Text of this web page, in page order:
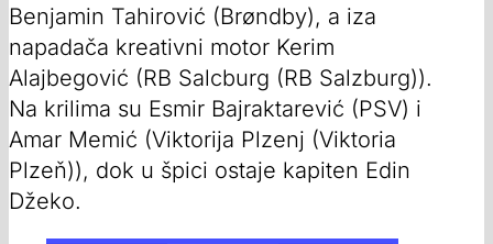
Benjamin Tahirović (Brøndby), a iza
napadača kreativni motor Kerim
Alajbegović (RB Salcburg (RB Salzburg)).
Na krilima su Esmir Bajraktarević (PSV) i
Amar Memić (Viktorija Plzenj (Viktoria
Plzeň)), dok u špici ostaje kapiten Edin
Džeko.